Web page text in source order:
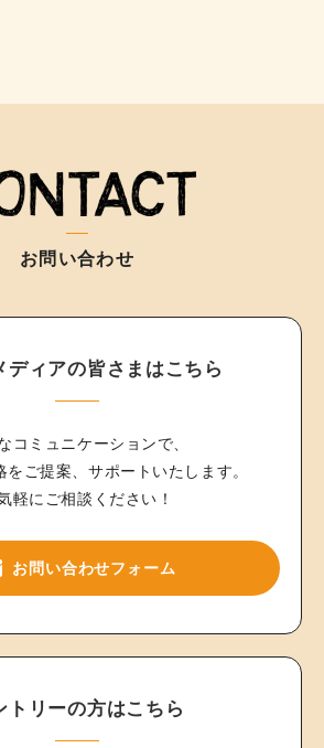
お問い合わせ
ディアの皆さまはこちら
コミュニケーションで、
をご提案、サポートいたします。
軽にご相談ください！
お問い合わせフォーム
トリーの方はこちら